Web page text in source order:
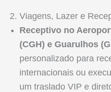
2. Viagens, Lazer e
Receptivo no
(CGH) e Guarulhos
personalizado para
internacionais ou
um traslado VIP e